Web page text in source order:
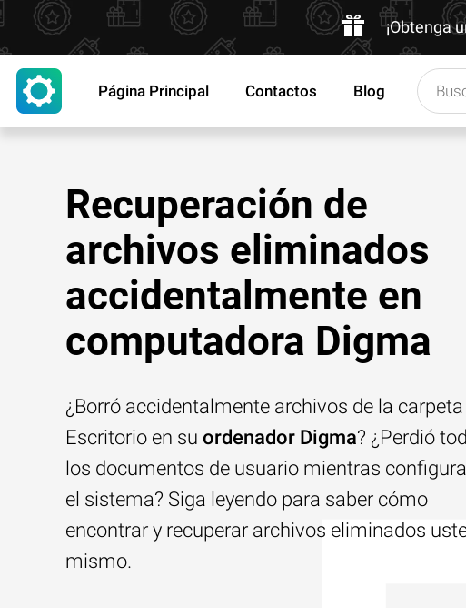
¡Obtenga
Página Principal Contactos Blog
Recuperación de
archivos eliminados
accidentalmente en
computadora Digma
¿Borró accidentalmente archivos de la carpeta
Escritorio en su ordenador Digma? ¿Perdió
los documentos de usuario mientras
el sistema? Siga leyendo para saber cómo
encontrar y recuperar archivos eliminados
mismo.